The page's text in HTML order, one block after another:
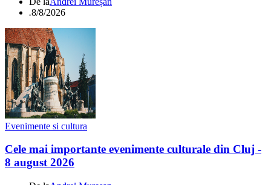
.8/8/2026
Evenimente si cultura
Cele mai importante evenimente culturale din Cluj -
8 august 2026